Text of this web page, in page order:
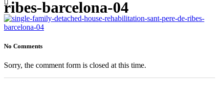
ribes-barcelona-04
No Comments
Sorry, the comment form is closed at this time.